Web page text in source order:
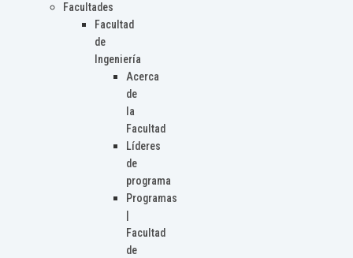
Facultades
Facultad
de
Ingeniería
Acerca
de
la
Facultad
Líderes
de
programa
Programas
Facultad
de